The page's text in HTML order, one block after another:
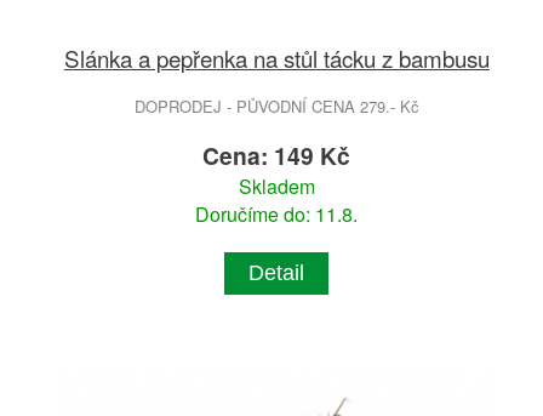
Slánka a pepřenka na stůl tácku z bambusu
DOPRODEJ - PŮVODNÍ CENA 279.- Kč
Cena: 149 Kč
Skladem
Doručíme do: 11.8.
Detail